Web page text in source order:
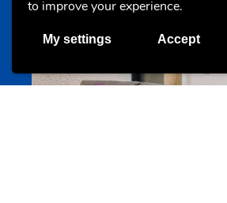
to improve your experience.
My settings Accept
Offres & Initiatives